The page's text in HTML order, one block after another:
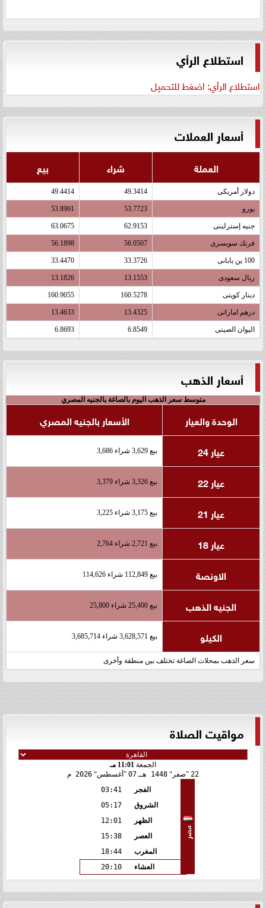
استطلاع الرأي
استطلاع الرأي: اضغط للتحميل
أسعار العملات
العملة شراء بيع
دولار أمريكى 49.3414
49.4414
يورو 53.7723
53.8961
جنيه إسترلينى 62.9153
63.0675
فرنك سويسرى 56.0507
56.1898
100 ين يابانى 33.3726
33.4470
ريال سعودى 13.1553
13.1826
دينار كويتى 160.5278
160.9055
درهم اماراتى 13.4325
13.4633
اليوان الصينى 6.8549
6.8693
أسعار الذهب
متوسط سعر الذهب اليوم بالصاغة بالجنيه المصري
الوحدة والعيار
الأسعار بالجنيه المصري
عيار 24
بيع 3,629 شراء 3,686
عيار 22 بيع 3,326 شراء 3,379
عيار 21 بيع 3,175 شراء 3,225
عيار 18 بيع 2,721 شراء 2,764
الاونصة بيع 112,849 شراء 114,626
الجنيه الذهب بيع 25,400 شراء 25,800
الكيلو بيع 3,628,571 شراء 3,685,714
سعر الذهب بمحلات الصاغة تختلف بين منطقة وأخرى
مواقيت الصلاة
الجمعة 11:01 مـ
22
صفر 1448 هـ 07 أغسطس 2026 م
مصر
الفجر
03:41
الشروق
05:17
الظهر
12:01
العصر
15:38
المغرب
18:44
العشاء
20:10